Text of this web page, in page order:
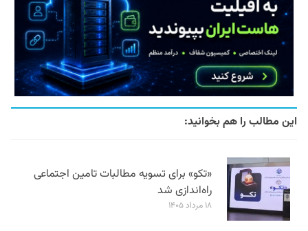
این مطالب را هم بخوانید:
«تکو» برای تسویه مطالبات تامین اجتماعی
راه‌اندازی شد
۱۸ مرداد ۱۴۰۵